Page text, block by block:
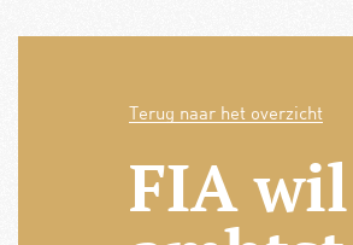
Terug naar het overzicht
FIA